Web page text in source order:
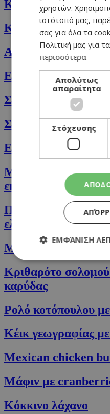
Κοτόπουλο στον
Κέικ Κλημεντίνη
Ατομικές τερίνες
Εξωτικά
Σπιτική γκρανόλα
Σαλάτα με
Εύκολη ψαρόσουπα
Μακαρόνια
εκδοχή)
Πατατοσαλάτα με
ελαιόλαδο
Μανιταρόσουπα
Κριθαρότο
καρύδας
Ρολό κοτόπουλου με
Κέικ γεωγραφίας
Mexican chicken
Mάφιν με
Κόκκινο λάχανο
χρηστών.
ιστότοπό μας,
σας για όλα τα
Πολιτική μας για
περισσότερα
Απολύτως
απαραίτητα
Στόχευσης
ΕΜΦΆΝΙΣΗ
Τα απολύτως
σύνδεση χρήστη και τη
Ο ιστότοπος δεν
G_ENABLED_IDPS